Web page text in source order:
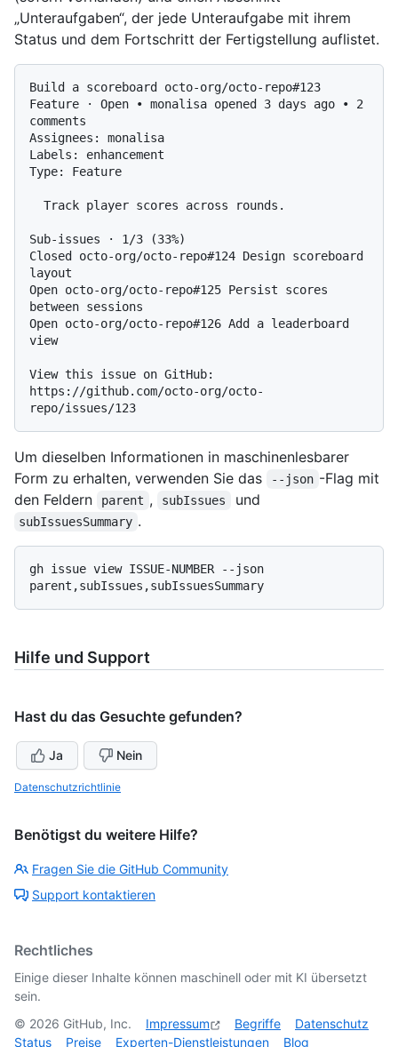
„Unteraufgaben“, der jede Unteraufgabe mit ihrem
Status und dem Fortschritt der Fertigstellung auflistet.
Build a scoreboard octo-org/octo-repo#123
Feature · Open • monalisa opened 3 days ago • 2
comments
Assignees: monalisa
Labels: enhancement
Type: Feature
Sub-issues · 1/3 (33%)
Closed octo-org/octo-repo#124 Design scoreboard
layout
Open octo-org/octo-repo#125 Persist scores
between sessions
Open octo-org/octo-repo#126 Add a leaderboard
view
View this issue on GitHub:
https://github.com/octo-org/octo-
Um dieselben Informationen in maschinenlesbarer
Form zu erhalten, verwenden Sie das
--json -Flag mit
den Feldern
parent , subIssues und
subIssuesSummary .
gh issue view ISSUE-NUMBER --json
Hilfe und Support
Hast du das Gesuchte gefunden?
Ja Nein
Datenschutzrichtlinie
Benötigst du weitere Hilfe?
Fragen Sie die GitHub Community
Support kontaktieren
Rechtliches
Einige dieser Inhalte können maschinell oder mit KI übersetzt
sein.
© 2026 GitHub, Inc. Impressum Begriffe
Datenschutz
Status
Preise Experten-Dienstleistungen Blog